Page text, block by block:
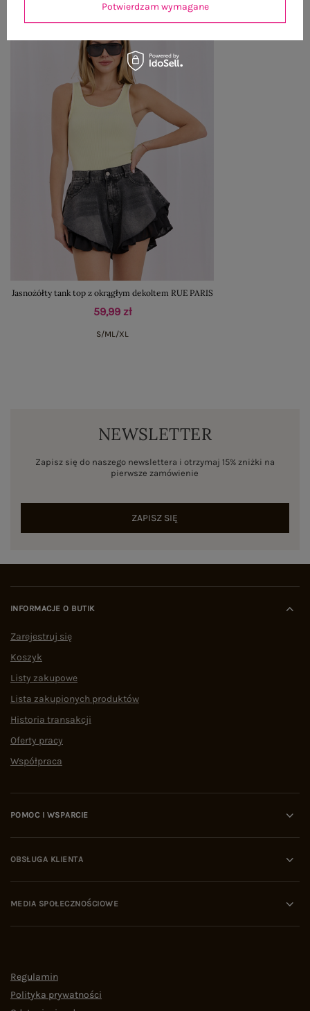
Jasnożółty tank top z okrągłym dekoltem RUE PARIS
59,99 zł
S/ML/XL
NEWSLETTER
Zapisz się do naszego newslettera i otrzymaj 15% zniżki na
pierwsze zamówienie
ZAPISZ SIĘ
INFORMACJE O BUTIK
Zarejestruj się
Koszyk
Listy zakupowe
Lista zakupionych produktów
Historia transakcji
Oferty pracy
Współpraca
POMOC I WSPARCIE
OBSŁUGA KLIENTA
MEDIA SPOŁECZNOŚCIOWE
Regulamin
Polityka prywatności
Potwierdzam wymagane